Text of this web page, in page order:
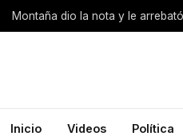
Montaña dio la nota y le
Inicio Videos Política